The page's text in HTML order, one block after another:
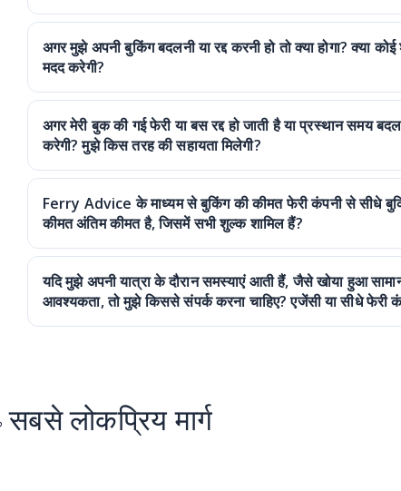
अगर मुझे अपनी बुकिंग बदलनी या रद्द करनी हो तो क्या होगा? क्या
मदद करेगी?
अगर मेरी बुक की गई फेरी या बस रद्द हो जाती है या प्रस्थान समय
करेगी? मुझे किस तरह की सहायता मिलेगी?
Ferry Advice के माध्यम से बुकिंग की कीमत फेरी कंपनी से सीधे
कीमत अंतिम कीमत है, जिसमें सभी शुल्क शामिल हैं?
यदि मुझे अपनी यात्रा के दौरान समस्याएं आती हैं, जैसे खोया हुआ
आवश्यकता, तो मुझे किससे संपर्क करना चाहिए? एजेंसी या सीधे फेरी
सबसे लोकप्रिय मार्ग